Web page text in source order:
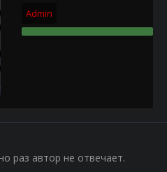
Admin
раз автор не отвечает.